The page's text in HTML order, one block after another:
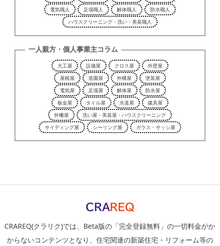
電気職人
足場職人 解体職人
防水職人
ハウスクリーニング・洗い・美装職人
一人親方・個人事業主コラム
大工屋 設備屋 クロス屋
外壁屋
屋根屋
造園屋 外構屋
塗装屋
電気屋
足場屋 解体屋
防水屋
板金屋
タイル屋 水道屋
建具屋
外柵屋
洗い屋・美装屋・ハウスクリーニング
サイディング屋
シーリング屋 ガラス・サッシ屋
CRAREQ(クラリク)では、Beta版の「完全登録無料」の一切料金がか
からないコンテンツとなり、住宅関連の新築住宅・リフォーム等の